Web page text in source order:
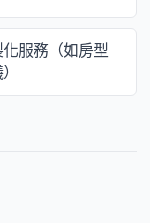
服務（如房型